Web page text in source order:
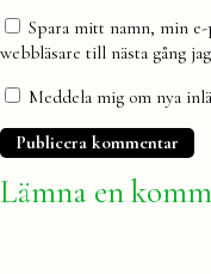
Spara mitt namn, min
webbläsare till nästa gång
Meddela mig om nya
Lämna en